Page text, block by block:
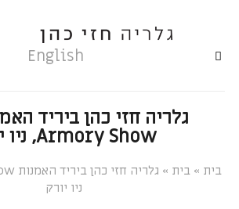
English
Armory Show, ניו יורק
»
»
ניו יורק